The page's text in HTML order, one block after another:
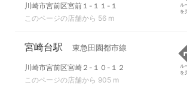
川崎市宮前区宮前１-１１-１
このページの店舗から 56 m
ル
を
宮崎台駅 東急田園都市線
川崎市宮前区宮崎２-１０-１２
このページの店舗から 905 m
ル
を